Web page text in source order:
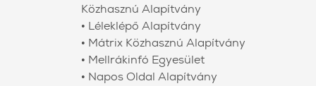
Közhasznú Alapítvány
• Léleklépő Alapítvány
• Mátrix Közhasznú Alapítvány
• Mellrákinfó Egyesület
• Napos Oldal Alapítvány